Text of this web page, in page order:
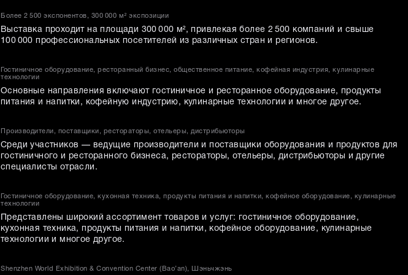
Более 2 500 экспонентов, 300 000 м² экспозиции
Выставка проходит на площади 300 000 м², привлекая более 2 500 компаний и свыше
100 000 профессиональных посетителей из различных стран и регионов.
Гостиничное оборудование, ресторанный бизнес, общественное питание, кофейная индустрия, кулинарные
технологии
Основные направления включают гостиничное и ресторанное оборудование, продукты
питания и напитки, кофейную индустрию, кулинарные технологии и многое другое.​
Производители, поставщики, рестораторы, отельеры, дистрибьюторы
Среди участников — ведущие производители и поставщики оборудования и продуктов для
гостиничного и ресторанного бизнеса, рестораторы, отельеры, дистрибьюторы и другие
специалисты отрасли.​
Гостиничное оборудование, кухонная техника, продукты питания и напитки, кофейное оборудование, кулинарные
технологии
Представлены широкий ассортимент товаров и услуг: гостиничное оборудование,
кухонная техника, продукты питания и напитки, кофейное оборудование, кулинарные
технологии и многое другое.
Shenzhen World Exhibition & Convention Center (Bao’an), Шэньчжэнь